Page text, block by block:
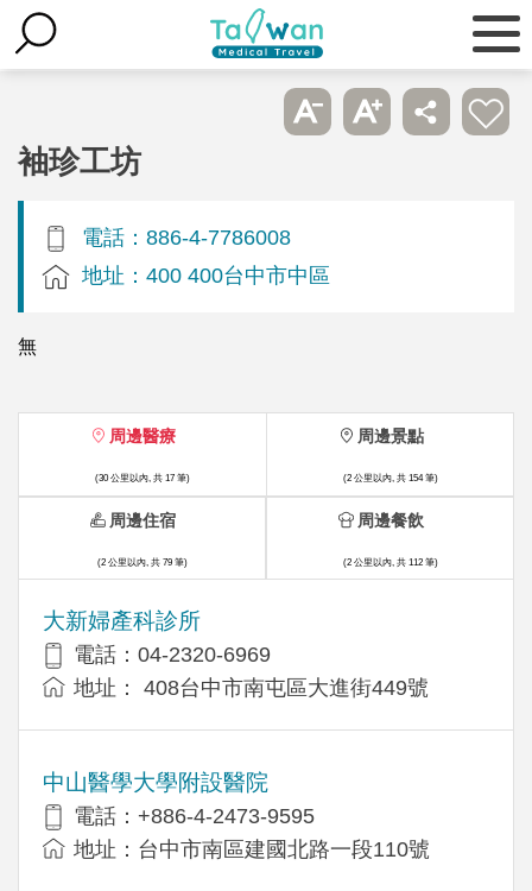
袖珍工坊
電話：886-4-7786008
地址：400 400台中市中區
無
周邊醫療
(30 公里以內, 共 17 筆)
大新婦產科診所
電話：04-2320-6969
地址： 408台中市南屯區大進街449號
中山醫學大學附設醫院
電話：+886-4-2473-9595
地址：台中市南區建國北路一段110號
周邊景點
(2 公里以內, 共 154 筆)
周邊住宿
(2 公里以內, 共 79 筆)
周邊餐飲
(2 公里以內, 共 112 筆)